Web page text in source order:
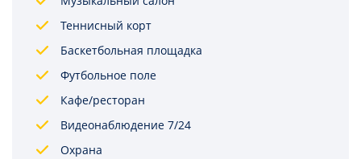
Теннисный корт
Баскетбольная площадка
Футбольное поле
Кафе/ресторан
Видеонаблюдение 7/24
Охрана